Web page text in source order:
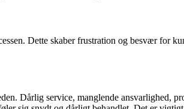
Dette skaber frustration og besvær for
Dårlig service, manglende ansvarlighed,